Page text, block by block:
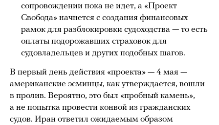
сопровождении пока не идет, а «Проект
Свобода» начнется с создания финансовых
рамок для разблокировки судоходства — то есть
оплаты подорожавших страховок для
судовладельцев и других подобных шагов.
В первый день действия «проекта» — 4 мая —
американские эсминцы, как утверждается, вошли
в пролив. Вероятно, это был «пробный камень»,
а не попытка провести конвой из гражданских
судов. Иран ответил ожидаемым образом